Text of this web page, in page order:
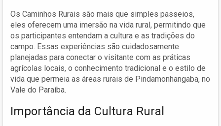
Os Caminhos Rurais são mais que simples passeios,
eles oferecem uma imersão na vida rural, permitindo que
os participantes entendam a cultura e as tradições do
campo. Essas experiências são cuidadosamente
planejadas para conectar o visitante com as práticas
agrícolas locais, o conhecimento tradicional e o estilo de
vida que permeia as áreas rurais de Pindamonhangaba, no
Vale do Paraíba.
Importância da Cultura Rural